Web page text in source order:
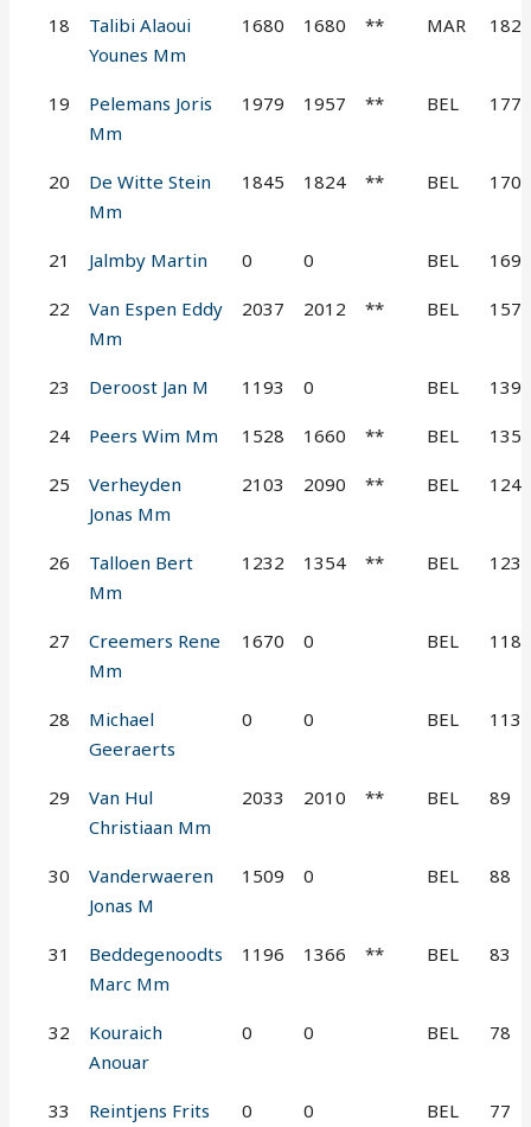
18
Talibi Alaoui
Younes Mm
1680 1680 ** MAR 182
19
Pelemans Joris
Mm
1979 1957 ** BEL 177
20
De Witte Stein
Mm
1845 1824 ** BEL 170
21 Jalmby Martin 0 0 BEL 169
22
Van Espen Eddy
Mm
2037 2012 ** BEL 157
23 Deroost Jan M 1193 0 BEL 139
24 Peers Wim Mm 1528 1660 ** BEL 135
25
Verheyden
Jonas Mm
2103 2090 ** BEL 124
26
Talloen Bert
Mm
1232 1354 ** BEL 123
27
Creemers Rene
Mm
1670 0 BEL 118
28
Michael
Geeraerts
0 0 BEL 113
29
Van Hul
Christiaan Mm
2033 2010 ** BEL 89
30
Vanderwaeren
Jonas M
1509 0 BEL 88
31
Beddegenoodts
Marc Mm
1196 1366 ** BEL 83
32
Kouraich
Anouar
0 0 BEL 78
33 Reintjens Frits 0 0 BEL 77